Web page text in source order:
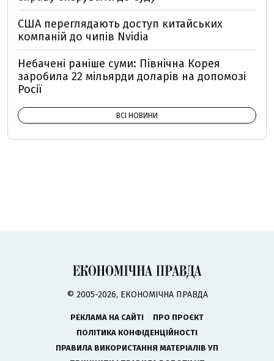
США переглядають доступ китайських
компаній до чипів Nvidia
Небачені раніше суми: Північна Корея
заробила 22 мільярди доларів на допомозі
Росії
ВСІ НОВИНИ
© 2005-2026, ЕКОНОМІЧНА ПРАВДА
РЕКЛАМА НА САЙТІ
ПРО ПРОЄКТ
ПОЛІТИКА КОНФІДЕНЦІЙНОСТІ
ПРАВИЛА ВИКОРИСТАННЯ МАТЕРІАЛІВ УП